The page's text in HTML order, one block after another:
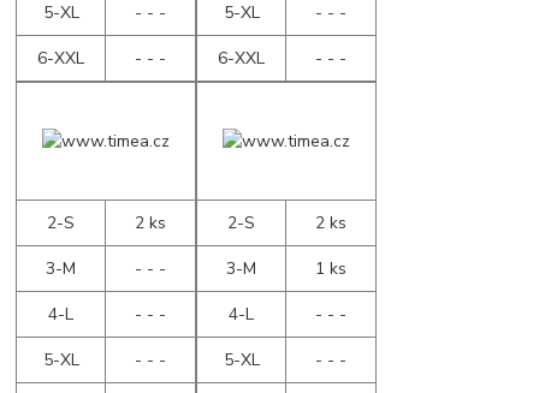
5-XL
- - -
6-XXL
- - -
5-XL
- - -
6-XXL
- - -
2-S
2 ks
3-M
- - -
4-L
- - -
5-XL
- - -
2-S
2 ks
3-M
1 ks
4-L
- - -
5-XL
- - -